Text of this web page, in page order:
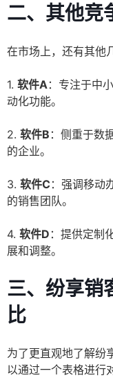
二、其他竞
在市场上，还有其他
1. 软件A：专注于中
动化功能。
2. 软件B ：侧重于数
的企业。
3. 软件C ：强调移动
的销售团队。
4. 软件D ：提供定制
展和调整。
三、纷享销
比
为了更直观地了解纷
以通过一个表格进行